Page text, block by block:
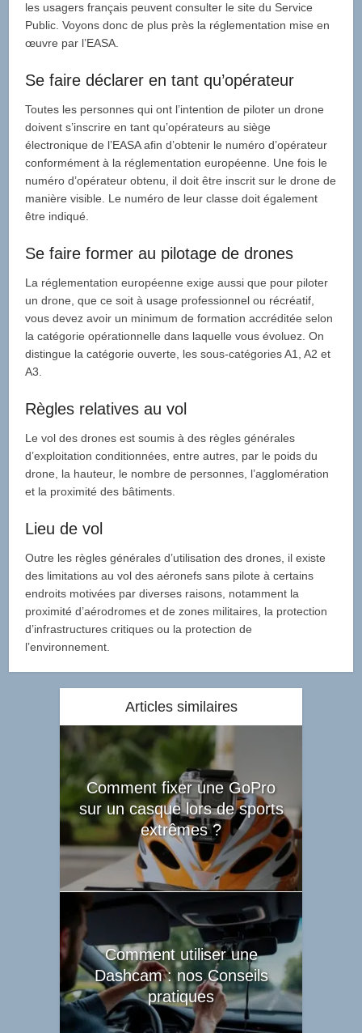
les usagers français peuvent consulter le site du Service
Public. Voyons donc de plus près la réglementation mise en
œuvre par l’EASA.
Se faire déclarer en tant qu’opérateur
Toutes les personnes qui ont l’intention de piloter un drone
doivent s’inscrire en tant qu’opérateurs au siège
électronique de l’EASA afin d’obtenir le numéro d’opérateur
conformément à la réglementation européenne. Une fois le
numéro d’opérateur obtenu, il doit être inscrit sur le drone de
manière visible. Le numéro de leur classe doit également
être indiqué.
Se faire former au pilotage de drones
La réglementation européenne exige aussi que pour piloter
un drone, que ce soit à usage professionnel ou récréatif,
vous devez avoir un minimum de formation accréditée selon
la catégorie opérationnelle dans laquelle vous évoluez. On
distingue la catégorie ouverte, les sous-catégories A1, A2 et
A3.
Règles relatives au vol
Le vol des drones est soumis à des règles générales
d’exploitation conditionnées, entre autres, par le poids du
drone, la hauteur, le nombre de personnes, l’agglomération
et la proximité des bâtiments.
Lieu de vol
Outre les règles générales d’utilisation des drones, il existe
des limitations au vol des aéronefs sans pilote à certains
endroits motivées par diverses raisons, notamment la
proximité d’aérodromes et de zones militaires, la protection
d’infrastructures critiques ou la protection de
l’environnement.
Articles similaires
Comment fixer une GoPro
sur un casque lors de sports
extrêmes ?
Comment utiliser une
Dashcam : nos Conseils
pratiques